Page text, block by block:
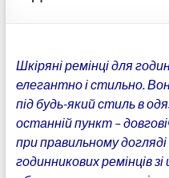
Шкіряні ремінці для
елегантно і стильно.
під будь-який стиль в
останній пункт –
при правильному
годинникових ремінців